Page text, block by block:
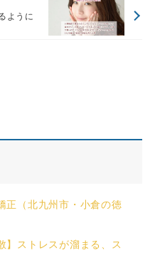
ように
正（北九州市・小倉の徳
】ストレスが溜まる、ス